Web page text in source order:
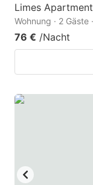
Limes
Wohnung · 2 Gäste
76 € /Nacht